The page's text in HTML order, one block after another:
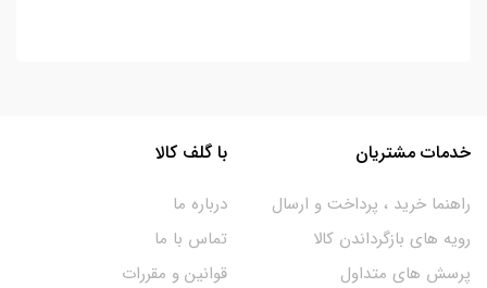
خدمات مشتریان
راهنما خرید ، پرداخت و ارسال
رویه های بازگرداندن کالا
پرسش های متداول
با گلف کالا
درباره ما
تماس با ما
قوانین و مقررات